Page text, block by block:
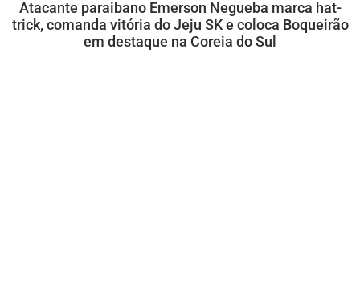
Atacante paraibano Emerson Negueba marca hat-
trick, comanda vitória do Jeju SK e coloca Boqueirão
em destaque na Coreia do Sul